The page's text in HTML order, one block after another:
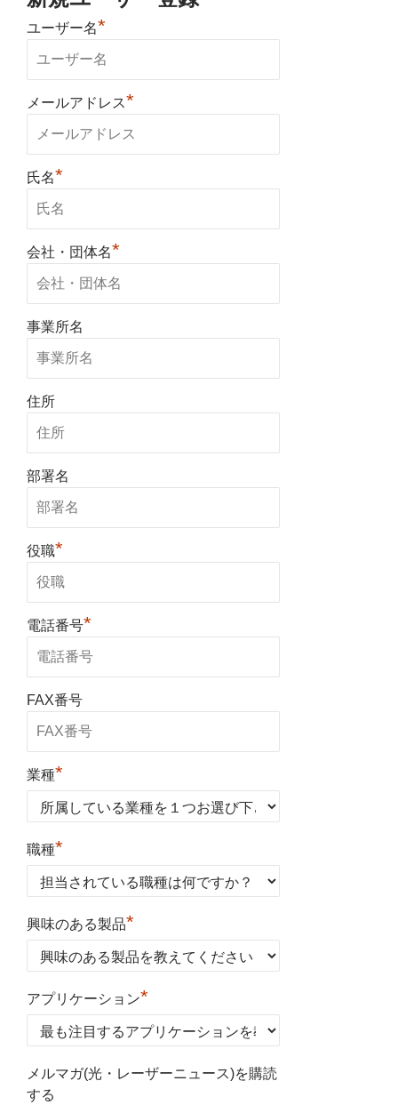
ユーザー名*
メールアドレス*
氏名*
会社・団体名*
事業所名
住所
部署名
役職*
電話番号*
FAX番号
業種*
職種*
興味のある製品*
アプリケーション*
メルマガ(光・レーザーニュース)を購読
する